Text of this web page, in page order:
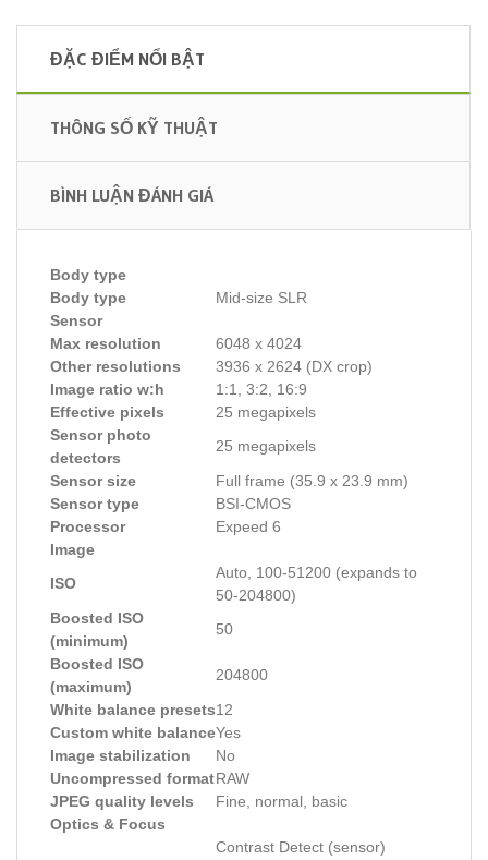
ĐẶC ĐIỂM NỔI BẬT
THÔNG SỐ KỸ THUẬT
BÌNH LUẬN ĐÁNH GIÁ
Body type
Body type
Mid-size SLR
Sensor
Max resolution
6048 x 4024
Other resolutions
3936 x 2624 (DX crop)
Image ratio w:h
1:1, 3:2, 16:9
Effective pixels
25 megapixels
Sensor photo
detectors
25 megapixels
Sensor size
Full frame (35.9 x 23.9 mm)
Sensor type
BSI-CMOS
Processor
Expeed 6
Image
ISO
Auto, 100-51200 (expands to
50-204800)
Boosted ISO
(minimum)
50
Boosted ISO
(maximum)
204800
White balance presets12
Custom white balanceYes
Image stabilization
No
Uncompressed formatRAW
JPEG quality levels
Fine, normal, basic
Optics & Focus
Contrast Detect (sensor)